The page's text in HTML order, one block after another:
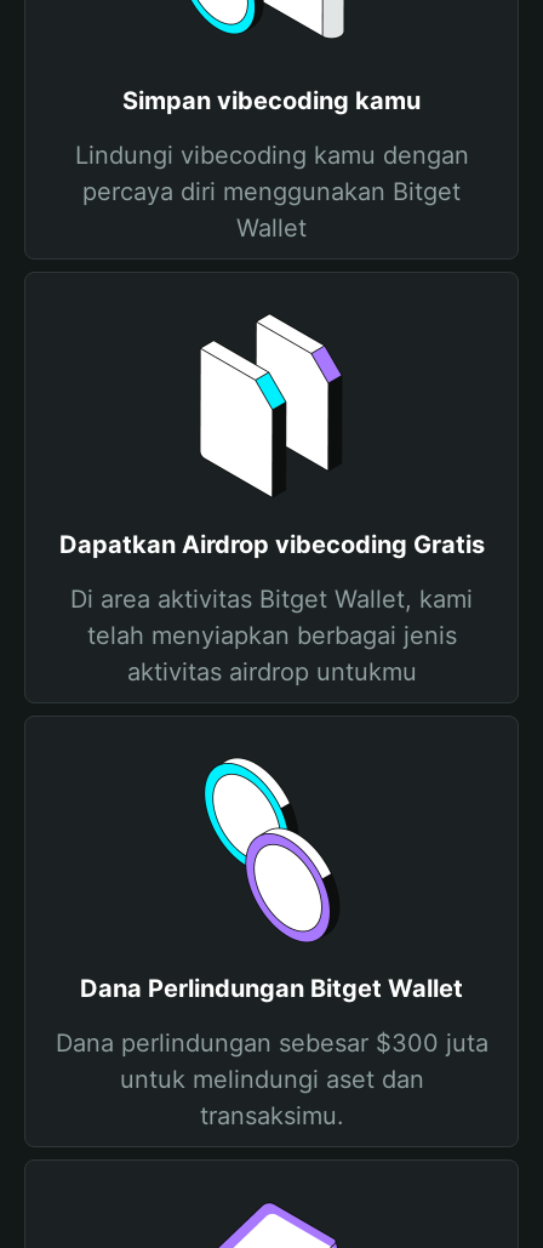
Simpan vibecoding kamu
Lindungi vibecoding kamu dengan
percaya diri menggunakan Bitget
Wallet
Dapatkan Airdrop vibecoding Gratis
Di area aktivitas Bitget Wallet, kami
telah menyiapkan berbagai jenis
aktivitas airdrop untukmu
Dana Perlindungan Bitget Wallet
Dana perlindungan sebesar $300 juta
untuk melindungi aset dan
transaksimu.